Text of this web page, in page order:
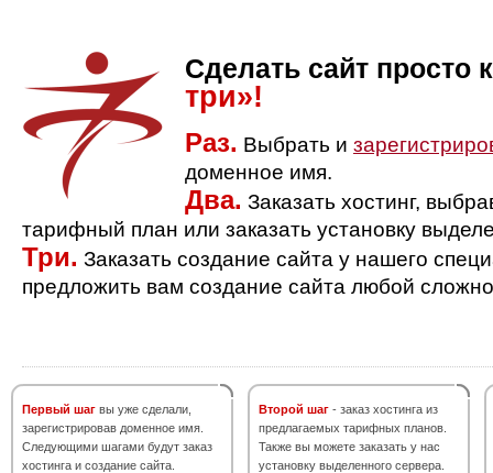
Сделать сайт просто
три»!
Раз. Выбрать и
доменное имя.
Два. Заказать хостинг,
тарифный план или заказать установку
Три. Заказать создание сайта у нашего
предложить вам создание сайта любой
Первый шаг вы уже сделали,
зарегистрировав доменное имя.
Следующими шагами будут заказ
хостинга и создание сайта.
Второй шаг - заказ хостинга из
предлагаемых тарифных планов.
Также вы можете заказать у нас
установку выделенного сервера.